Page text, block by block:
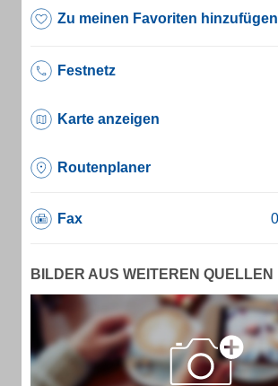
Zu meinen Favoriten hinzufügen
Festnetz
Karte anzeigen
Routenplaner
Fax
BILDER AUS WEITEREN QUELLEN